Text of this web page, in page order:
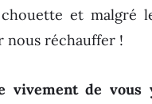
et malgré
nous réchauffer !
vivement de